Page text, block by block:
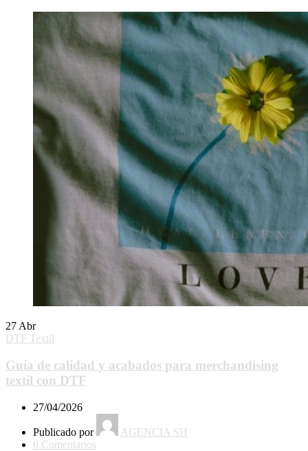
27 Abr
DTF Textil
Guía de calidad y acabados para merchandising
textil con DTF
27/04/2026
Publicado por
AGENCIA SH
0 Comentarios